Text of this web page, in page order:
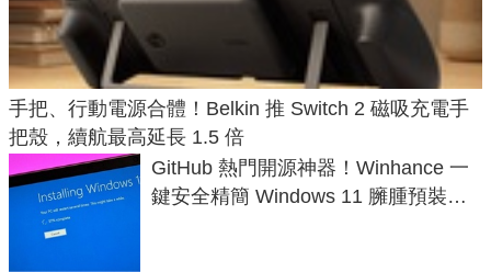
手把、行動電源合體！Belkin 推 Switch 2 磁吸充電手
把殼，續航最高延長 1.5 倍
GitHub 熱門開源神器！Winhance 一
鍵安全精簡 Windows 11 臃腫預裝軟